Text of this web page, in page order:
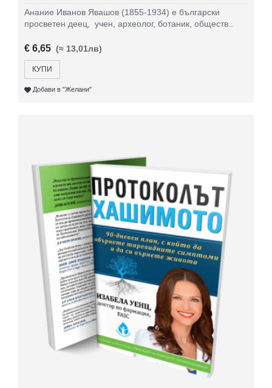
Анание Иванов Явашов (1855-1934) е български
просветен деец, учен, археолог, ботаник, обществ..
€ 6,65 (≈ 13,01лв)
КУПИ
Добави в "Желани"